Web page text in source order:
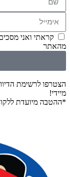
קראתי ואני
מהאתר
הצטרפו לרשימת
מיידי!
*ההטבה מיועדת